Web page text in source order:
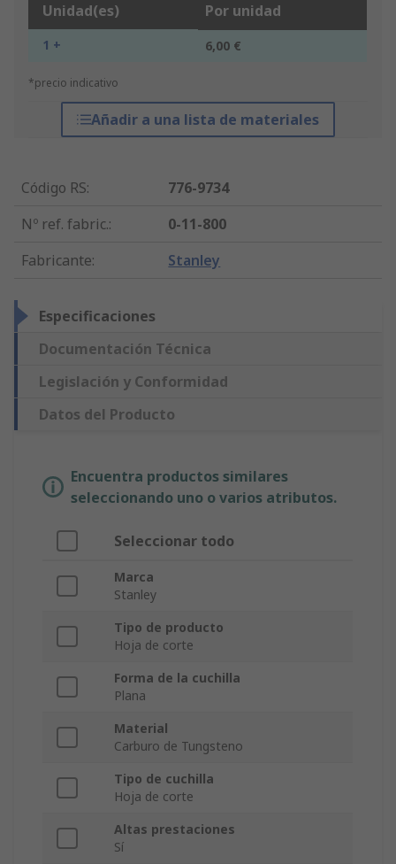
Unidad(es) Por unidad
1 + 6,00 €
*precio indicativo
Añadir a una lista de materiales
Código RS:
776-9734
Nº ref. fabric.:
0-11-800
Fabricante: Stanley
Especificaciones
Documentación Técnica
Legislación y Conformidad
Datos del Producto
Encuentra productos similares
seleccionando uno o varios atributos.
Seleccionar todo
Marca
Stanley
Tipo de producto
Hoja de corte
Forma de la cuchilla
Plana
Material
Carburo de Tungsteno
Tipo de cuchilla
Hoja de corte
Altas prestaciones
Sí